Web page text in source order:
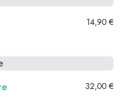
14,90 €
32,00 €